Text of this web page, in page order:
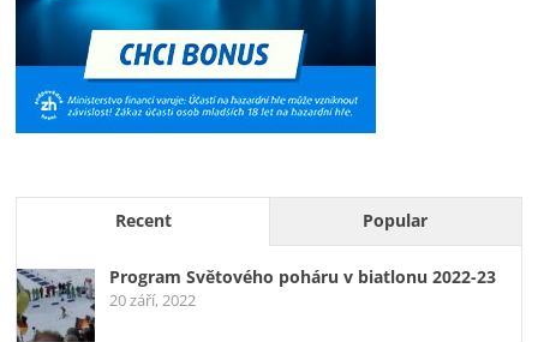
Recent Popular
Program Světového poháru v biatlonu 2022-23
20 září, 2022